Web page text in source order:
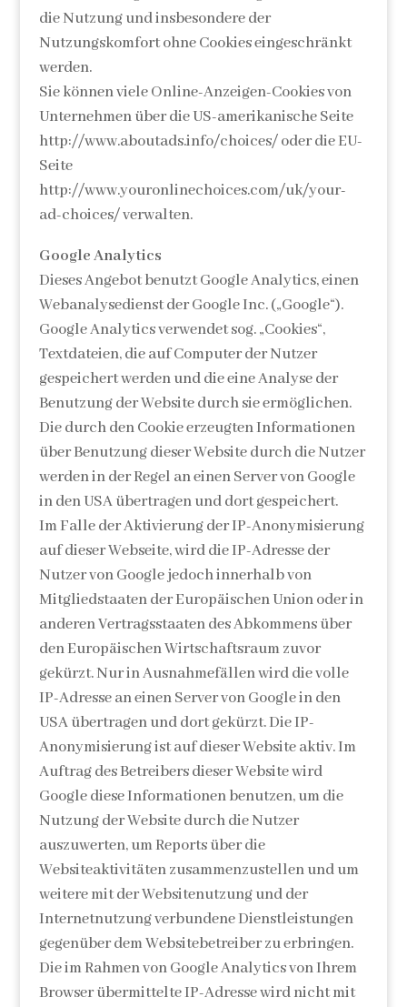
die Nutzung und insbesondere der
Nutzungskomfort ohne Cookies eingeschränkt
werden.
Sie können viele Online-Anzeigen-Cookies von
Unternehmen über die US-amerikanische Seite
http://www.aboutads.info/choices/ oder die EU-
Seite
http://www.youronlinechoices.com/uk/your-
ad-choices/ verwalten.
Google Analytics
Dieses Angebot benutzt Google Analytics, einen
Webanalysedienst der Google Inc. („Google“).
Google Analytics verwendet sog. „Cookies“,
Textdateien, die auf Computer der Nutzer
gespeichert werden und die eine Analyse der
Benutzung der Website durch sie ermöglichen.
Die durch den Cookie erzeugten Informationen
über Benutzung dieser Website durch die Nutzer
werden in der Regel an einen Server von Google
in den USA übertragen und dort gespeichert.
Im Falle der Aktivierung der IP-Anonymisierung
auf dieser Webseite, wird die IP-Adresse der
Nutzer von Google jedoch innerhalb von
Mitgliedstaaten der Europäischen Union oder in
anderen Vertragsstaaten des Abkommens über
den Europäischen Wirtschaftsraum zuvor
gekürzt. Nur in Ausnahmefällen wird die volle
IP-Adresse an einen Server von Google in den
USA übertragen und dort gekürzt. Die IP-
Anonymisierung ist auf dieser Website aktiv. Im
Auftrag des Betreibers dieser Website wird
Google diese Informationen benutzen, um die
Nutzung der Website durch die Nutzer
auszuwerten, um Reports über die
Websiteaktivitäten zusammenzustellen und um
weitere mit der Websitenutzung und der
Internetnutzung verbundene Dienstleistungen
gegenüber dem Websitebetreiber zu erbringen.
Die im Rahmen von Google Analytics von Ihrem
Browser übermittelte IP-Adresse wird nicht mit